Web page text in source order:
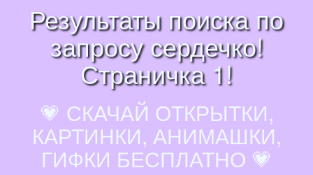
Результаты поиска по
запросу сердечко!
Страничка 1!
💗 СКАЧАЙ ОТКРЫТКИ,
КАРТИНКИ, АНИМАШКИ,
ГИФКИ БЕСПЛАТНО 💗